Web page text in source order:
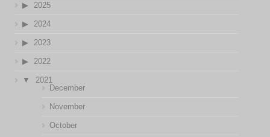
2025
2024
2023
2022
2021
December
November
October